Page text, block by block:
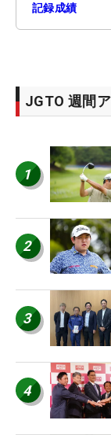
記録成績
JGTO 週間
1
2
3
4